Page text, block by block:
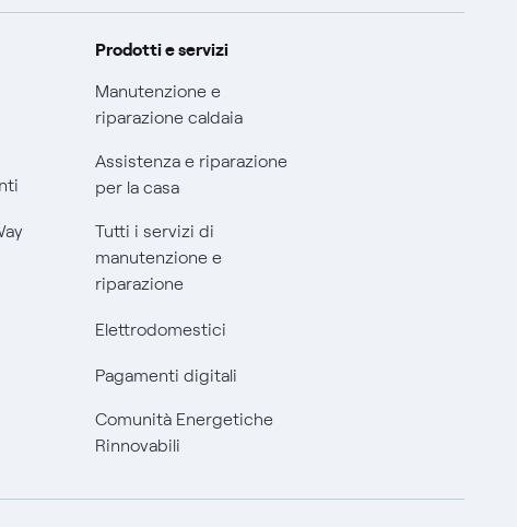
Prodotti e servizi
Manutenzione e
riparazione caldaia
Assistenza e riparazione
per la casa
Tutti i servizi di
manutenzione e
riparazione
Elettrodomestici
Pagamenti digitali
Comunità Energetiche
Rinnovabili